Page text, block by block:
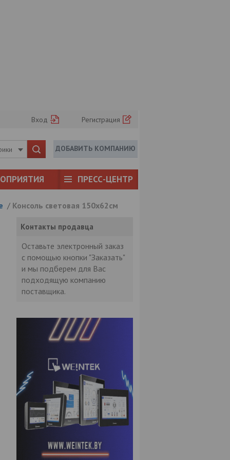
Вход Регистрация
ДОБАВИТЬ КОМПАНИЮ
ПРЕСС-ЦЕНТР
/ Консоль световая 150х62см
Контакты продавца
Оставьте электронный заказ
с помощью кнопки "Заказать"
и мы подберем для Вас
подходящую компанию
поставщика.